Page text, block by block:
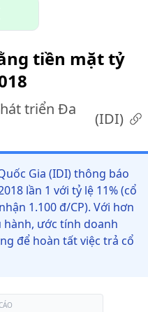
tiền mặt tỷ
triển Đa
(IDI)
Gia (IDI) thông báo
lần 1 với tỷ lệ 11% (cổ
1.100 đ/CP). Với hơn
hành, ước tính doanh
để hoàn tất việc trả cổ